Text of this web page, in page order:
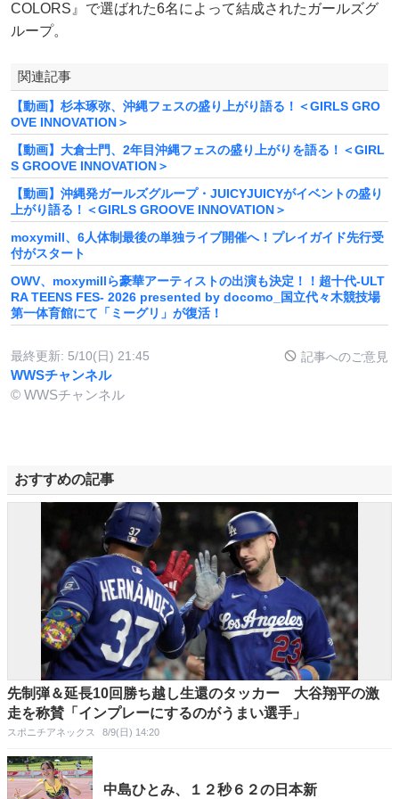
COLORS』で選ばれた6名によって結成されたガールズグ
ループ。
関連記事
【動画】杉本琢弥、沖縄フェスの盛り上がり語る！＜GIRLS GRO
OVE INNOVATION＞
【動画】大倉士門、2年目沖縄フェスの盛り上がりを語る！＜GIRL
S GROOVE INNOVATION＞
【動画】沖縄発ガールズグループ・JUICYJUICYがイベントの盛り
上がり語る！＜GIRLS GROOVE INNOVATION＞
moxymill、6人体制最後の単独ライブ開催へ！プレイガイド先行受
付がスタート
OWV、moxymillら豪華アーティストの出演も決定！！超十代-ULT
RA TEENS FES- 2026 presented by docomo_国立代々木競技場
第一体育館にて「ミーグリ」が復活！
最終更新: 5/10(日) 21:45 記事へのご意見
WWSチャンネル
© WWSチャンネル
おすすめの記事
先制弾＆延長10回勝ち越し生還のタッカー 大谷翔平の激
走を称賛「インプレーにするのがうまい選手」
スポニチアネックス 8/9(日) 14:20
中島ひとみ、１２秒６２の日本新